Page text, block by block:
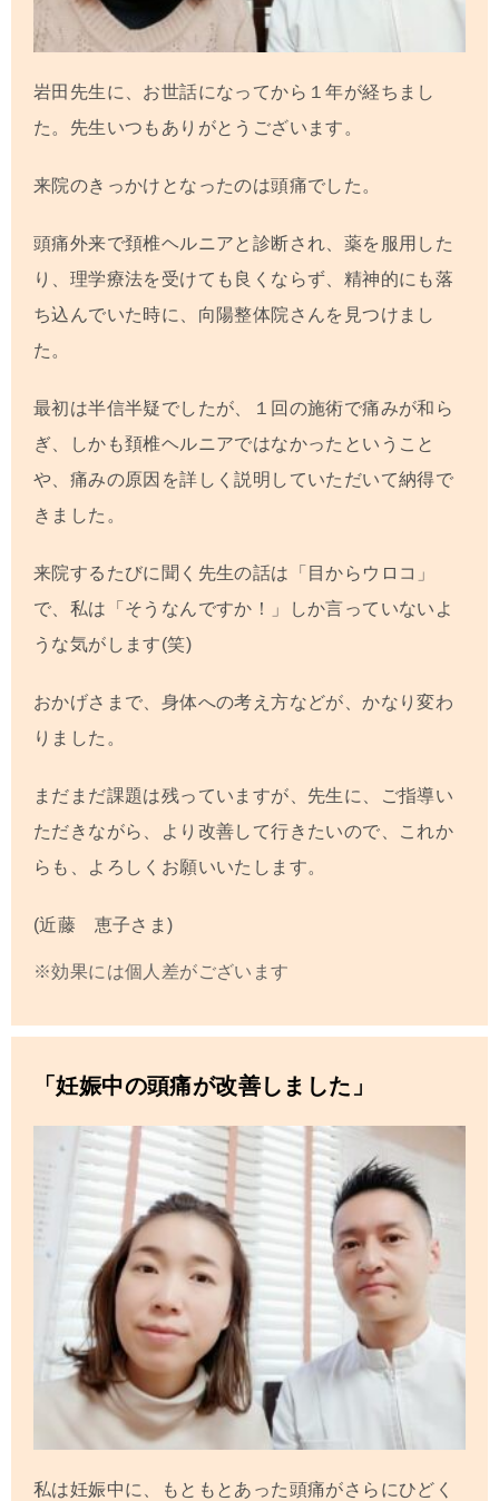
岩田先生に、お世話になってから１年が経ちまし
た。先生いつもありがとうございます。
来院のきっかけとなったのは頭痛でした。
頭痛外来で頚椎ヘルニアと診断され、薬を服用した
り、理学療法を受けても良くならず、精神的にも落
ち込んでいた時に、向陽整体院さんを見つけまし
た。
最初は半信半疑でしたが、１回の施術で痛みが和ら
ぎ、しかも頚椎ヘルニアではなかったということ
や、痛みの原因を詳しく説明していただいて納得で
きました。
来院するたびに聞く先生の話は「目からウロコ」
で、私は「そうなんですか！」しか言っていないよ
うな気がします(笑)
おかげさまで、身体への考え方などが、かなり変わ
りました。
まだまだ課題は残っていますが、先生に、ご指導い
ただきながら、より改善して行きたいので、これか
らも、よろしくお願いいたします。
(近藤 恵子さま)
※効果には個人差がございます
「妊娠中の頭痛が改善しました」
私は妊娠中に、もともとあった頭痛がさらにひどく